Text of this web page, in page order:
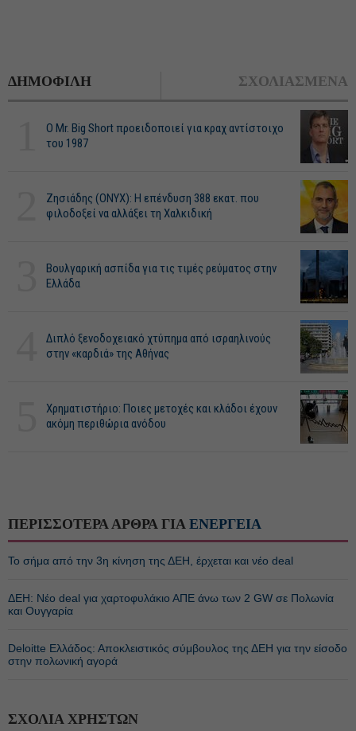
ΔΗΜΟΦΙΛΗ ΣΧΟΛΙΑΣΜΕΝΑ
O Mr. Big Short προειδοποιεί για κραχ αντίστοιχο
του 1987
Ζησιάδης (ONYX): Η επένδυση 388 εκατ. που
φιλοδοξεί να αλλάξει τη Χαλκιδική
Βουλγαρική ασπίδα για τις τιμές ρεύματος στην
Ελλάδα
Διπλό ξενοδοχειακό χτύπημα από ισραηλινούς
στην «καρδιά» της Αθήνας
Χρηματιστήριο: Ποιες μετοχές και κλάδοι έχουν
ακόμη περιθώρια ανόδου
ΠΕΡΙΣΣΟΤΕΡΑ ΑΡΘΡΑ ΓΙΑ ΕΝΕΡΓΕΙΑ
Το σήμα από την 3η κίνηση της ΔΕΗ, έρχεται και νέο deal
ΔΕΗ: Νέο deal για χαρτοφυλάκιο ΑΠΕ άνω των 2 GW σε Πολωνία
και Ουγγαρία
Deloitte Ελλάδος: Αποκλειστικός σύμβουλος της ΔΕΗ για την είσοδο
στην πολωνική αγορά
ΣΧΟΛΙΑ ΧΡΗΣΤΩΝ